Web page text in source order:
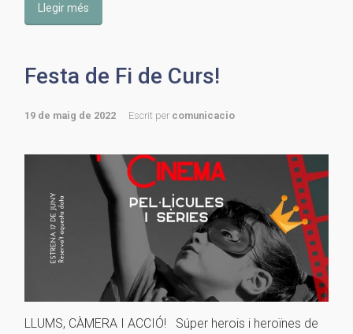
Llegir més
Festa de Fi de Curs!
19 de maig de 2022 Escrit per comunicacio
LLUMS, CÀMERA I ACCIÓ! Súper herois i heroïnes de